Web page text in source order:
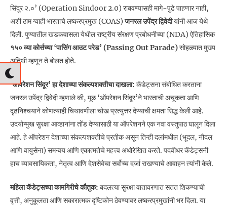
सिंदूर २.०’ (Operation Sindoor 2.0) राबवण्यासही मागे-पुढे पाहणार नाही,
अशी ठाम ग्वाही भारताचे लष्करप्रमुख (COAS)जनरल उपेंद्र द्विवेदीयांनी आज येथे
दिली. पुण्यातील खडकवासला येथील राष्ट्रीय संरक्षण प्रबोधनीच्या (NDA) ऐतिहासिक
१५० व्या कोर्सच्या ‘पासिंग आउट परेड’ (Passing Out Parade)सोहळ्यात मुख्य
अतिथी म्हणून ते बोलत होते.
‘ऑपरेशन सिंदूर’ हा देशाच्या संकल्पशक्तीचा दाखला: कॅडेट्सना संबोधित करताना
जनरल उपेंद्र द्विवेदी म्हणाले की, मूळ ‘ऑपरेशन सिंदूर’ने भारताची अचूकता आणि
दृढनिश्चयाने कोणत्याही चिथावणीला चोख प्रत्युत्तर देण्याची क्षमता सिद्ध केली आहे.
उदयोन्मुख सुरक्षा आव्हानांना तोंड देण्यासाठी या ऑपरेशनने एक नवा वस्तुपाठ घालून दिला
आहे. हे ऑपरेशन देशाच्या संकल्पशक्तीचे प्रतीक असून तिन्ही दलांमधील (भूदल, नौदल
आणि वायुसेना) समन्वय आणि एकात्मतेचे महत्त्व अधोरेखित करते. पदवीधर कॅडेट्सनी
हाच व्यावसायिकता, नेतृत्व आणि देशसेवेचा सर्वोच्च दर्जा राखण्याचे आवाहन त्यांनी केले.
महिला कॅडेट्सच्या कामगिरीचे कौतुक: बदलत्या सुरक्षा वातावरणात सतत शिकण्याची
वृत्ती, अनुकूलता आणि सकारात्मक दृष्टिकोन ठेवण्यावर लष्करप्रमुखांनी भर दिला. या